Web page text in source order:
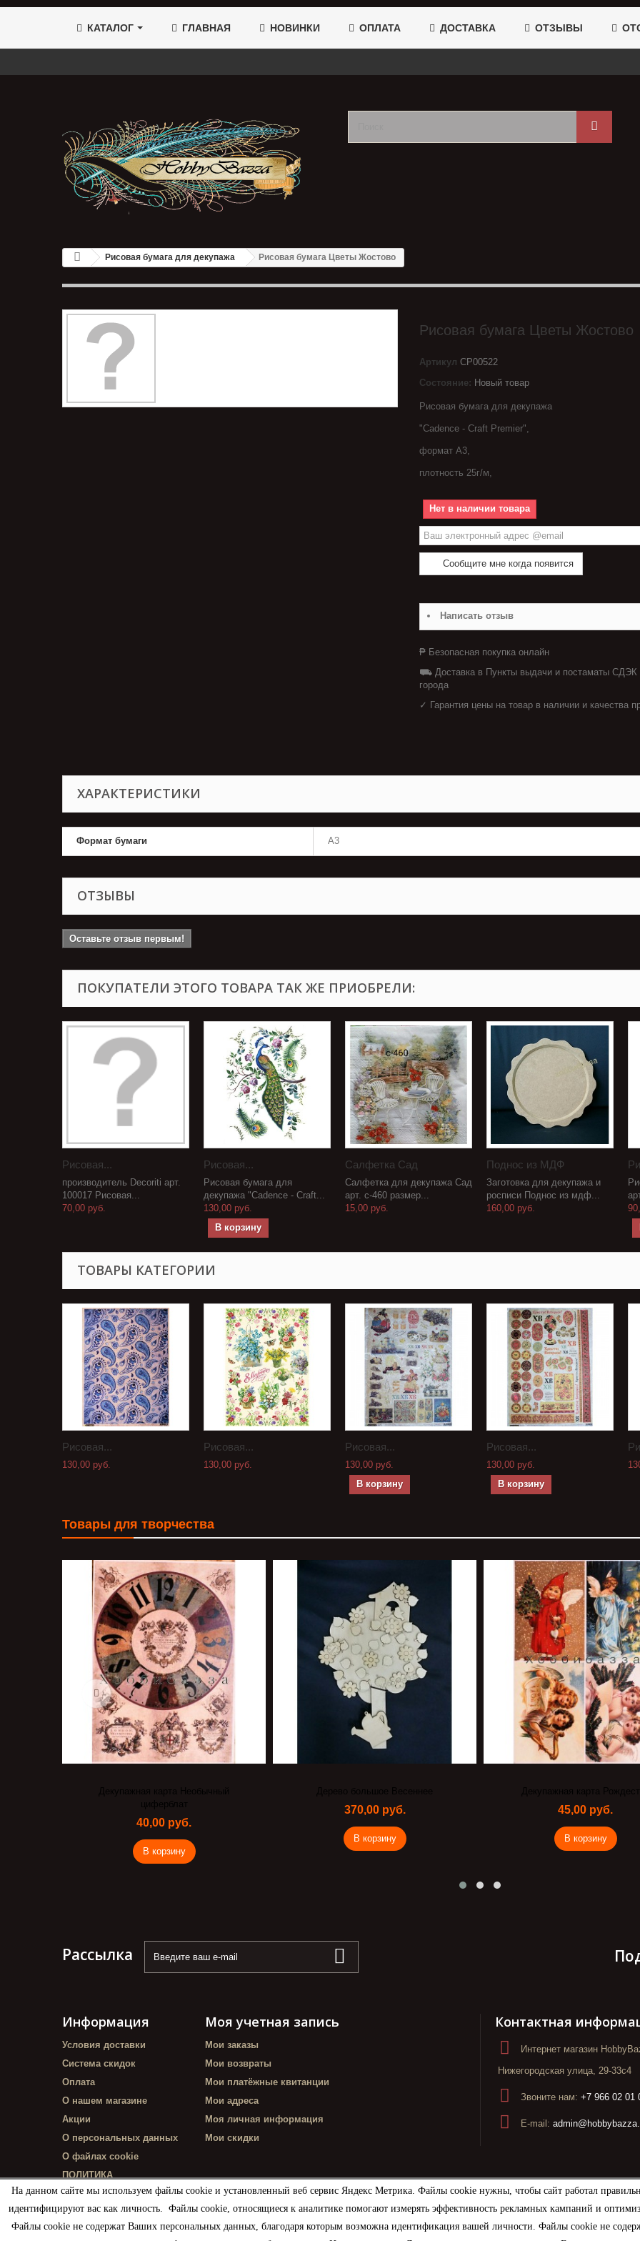
На данном сайте мы используем файлы cookie и установленный веб сервис Яндекс Метрика. Файлы cookie нужны, чтобы сайт работал
идентифицируют вас как личность. Файлы cookie, относящиеся к аналитике помогают измерять эффективность рекламных кампаний и
Файлы cookie не содержат Ваших персональных данных, благодаря которым возможна идентификация вашей личности. Файлы cookie не
КАТАЛОГ ГЛАВНАЯ НОВИНКИ ОПЛАТА ДОСТАВКА ОТЗЫВЫ
Рисовая бумага для декупажа Рисовая бумага Цветы Жостово
Рисовая бумага Цветы Жостово
Артикул CP00522
Состояние: Новый товар
Рисовая бумага для декупажа
"Cadence - Craft Premier",
формат A3,
плотность 25г/м,
Нет в наличии товара
Сообщите мне когда появится
Написать отзыв
₱ Безопасная покупка онлайн
⛟ Доставка в Пункты выдачи и постаматы СДЭК
города
✓ Гарантия цены на товар в наличии и качества
ХАРАКТЕРИСТИКИ
Формат бумаги А3
ОТЗЫВЫ
Оставьте отзыв первым!
ПОКУПАТЕЛИ ЭТОГО ТОВАРА ТАК ЖЕ ПРИОБРЕЛИ:
Рисовая...
производитель Decoriti арт.
100017 Рисовая...
70,00 руб.
Рисовая...
Рисовая бумага для
декупажа "Cadence - Craft...
130,00 руб.
В корзину
Салфетка Сад
Салфетка для декупажа Сад
арт. с-460 размер...
15,00 руб.
Поднос из МДФ
Заготовка для декупажа и
росписи Поднос из мдф...
160,00 руб.
ТОВАРЫ КАТЕГОРИИ
Рисовая...
130,00 руб.
Рисовая...
130,00 руб.
Рисовая...
130,00 руб.
В корзину
Рисовая...
130,00 руб.
В корзину
Товары для творчества
Декупажная карта Необычный
циферблат
40,00 руб.
В корзину
Дерево большое Весеннее
370,00 руб.
В корзину
Декупажная карта
45,00 руб.
В корзину
Рассылка
Информация
Условия доставки
Система скидок
Оплата
О нашем магазине
Акции
О персональных данных
О файлах cookie
ПОЛИТИКА
КОНФИДЕНЦИАЛЬНОСТИ
Моя учетная запись
Мои заказы
Мои возвраты
Мои платёжные квитанции
Мои адреса
Моя личная информация
Мои скидки
Контактная
Интернет магазин
Нижегородская улица, 29-33с4
Звоните нам: +7 966 02 01
E-mail: